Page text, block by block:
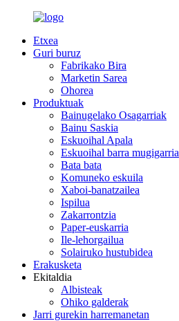
Etxea
Guri buruz
Fabrikako Bira
Marketin Sarea
Ohorea
Produktuak
Bainugelako Osagarriak
Bainu Saskia
Eskuoihal Apala
Eskuoihal barra mugigarria
Bata bata
Komuneko eskuila
Xaboi-banatzailea
Ispilua
Zakarrontzia
Paper-euskarria
Ile-lehorgailua
Solairuko hustubidea
Erakusketa
Ekitaldia
Albisteak
Ohiko galderak
Jarri gurekin harremanetan